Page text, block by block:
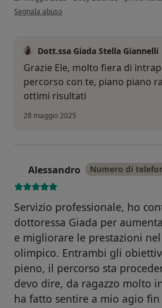
secondo l'opinione dell'utente Eleonora
Segnala abuso
Dott.ssa Giada Stella Giannelli
Grazie Ele, molto fiera di
percorso con te, piano piano
ottimi risultati
28 maggio 2025
Alessandro Numero di
Servizio professionale, ho
dottoressa Giada per
e migliorare le prestazioni
olimpico. Entrambi gli
pieno, il percorso sta
devo dire, da ragazzo molto
ha fatto sentire a mio agio